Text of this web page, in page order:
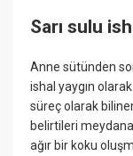
Sarı sulu
Anne sütünden
ishal yaygın
süreç olarak
belirtileri
ağır bir koku